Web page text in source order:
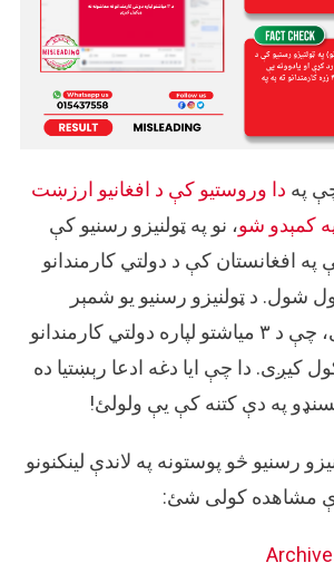
ځنډول
شوي
دي؟
په دا وروستیو کې د افغانیو ارزښت
کمېدو شو، نو په ټولنیزو رسنیو کې
افغانستان کې د دولتي کارمندانو
شول. د ټولنیزو رسنیو یو شمېر
کاروونکو ادعا کړې، چې د ٣ میاشتو لپاره دولتي کارمندانو
کیږی. دا چې ایا دغه ادعا رېښتیا ده
په دې کتنه کې یې ولولئ!
رسنیو څو پوستونه په لاندې لینکنونو
مشاهده کولی شئ:
Archive